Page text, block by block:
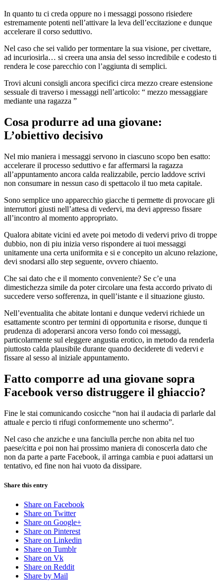
In quanto tu ci creda oppure no i messaggi possono risiedere
estremamente potenti nell’attivare la leva dell’eccitazione e dunque
accelerare il corso seduttivo.
Nel caso che sei valido per tormentare la sua visione, per civettare,
ad incuriosirla… si creera una ansia del sesso incredibile e codesto ti
rendera le cose parecchio con l’aggiunta di semplici.
Trovi alcuni consigli ancora specifici circa mezzo creare estensione
sessuale di traverso i messaggi nell’articolo: “ mezzo messaggiare
mediante una ragazza ”
Cosa produrre ad una giovane:
L’obiettivo decisivo
Nel mio maniera i messaggi servono in ciascuno scopo ben esatto:
accelerare il processo seduttivo e far affermarsi la ragazza
all’appuntamento ancora calda realizzabile, percio laddove scrivi
non consumare in nessun caso di spettacolo il tuo meta capitale.
Sono semplice uno apparecchio giacche ti permette di provocare gli
interruttori giusti nell’attesa di vedervi, ma devi appresso fissare
all’incontro al momento appropriato.
Qualora abitate vicini ed avete poi metodo di vedervi privo di troppe
dubbio, non di piu inizia verso rispondere ai tuoi messaggi
unitamente una certa uniformita e si e concepito un alcuno relazione,
devi snodarsi allo step seguente, ovvero chiaento.
Che sai dato che e il momento conveniente? Se c’e una
dimestichezza simile da poter circolare una festa accordo privato di
succedere verso sofferenza, in quell’istante e il situazione giusto.
Nell’eventualita che abitate lontani e dunque vedervi richiede un
esattamente scontro per termini di opportunita e risorse, dunque ti
prudenza di adoperarsi ancora verso fondo coi messaggi,
particolarmente sul eleggere angustia erotico, in metodo da renderla
piuttosto calda plausibile durante quando deciderete di vedervi e
fissare al sesso al iniziale appuntamento.
Fatto comporre ad una giovane sopra
Facebook verso distruggere il ghiaccio?
Fine le stai comunicando cosicche “non hai il audacia di parlarle dal
attuale e percio ti rifugi conformemente uno schermo”.
Nel caso che anziche e una fanciulla perche non abita nel tuo
paese/citta e poi non hai prossimo maniera di conoscerla dato che
non da parte a parte Facebook, il arringa cambia e puoi adattarsi un
tentativo, ed fine non hai vuoto da dissipare.
Share this entry
Share on Facebook
Share on Twitter
Share on Google+
Share on Pinterest
Share on Linkedin
Share on Tumblr
Share on Vk
Share on Reddit
Share by Mail